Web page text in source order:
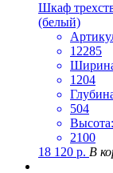
Шкаф
(белый)
12285
1204
504
Высота:
2100
18 120 р. В